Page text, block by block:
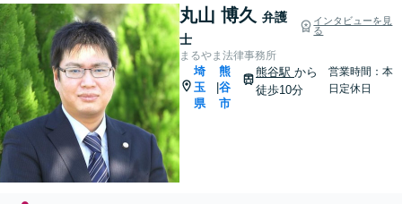
丸山 博久 弁護
士
インタビューを見
る
まるやま法律事務所
埼
玉
県
熊
谷
市
熊谷駅 から
徒歩10分
営業時間：本
日定休日